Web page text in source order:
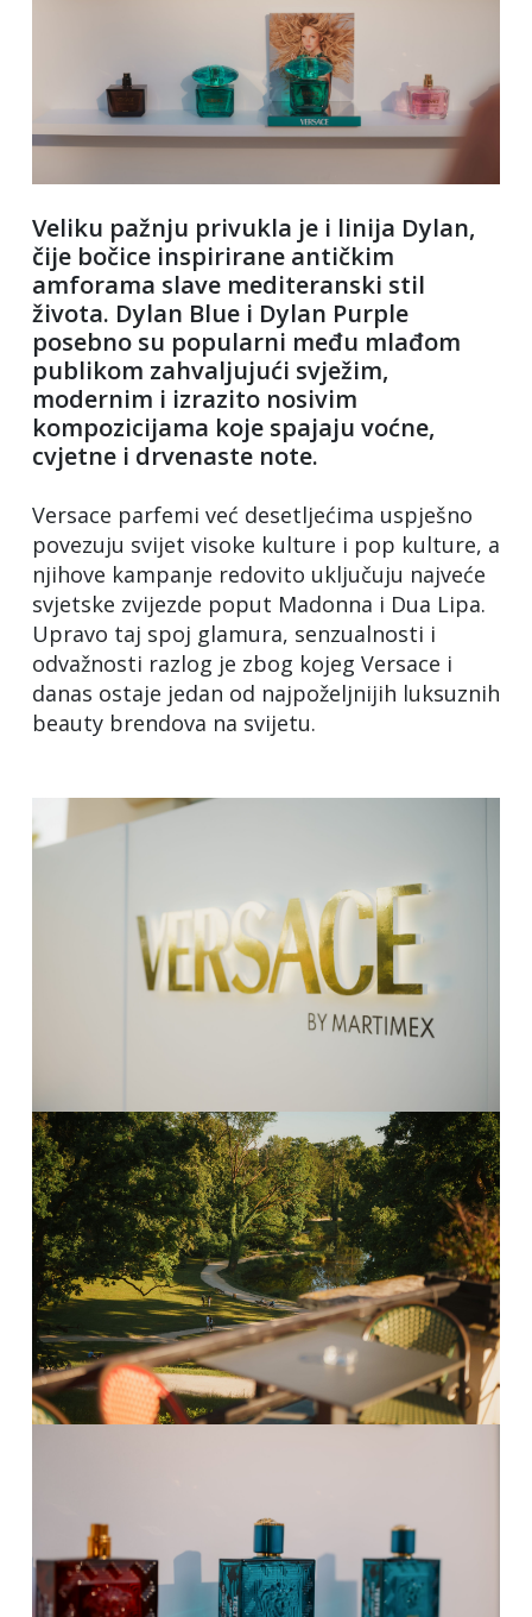
Veliku pažnju privukla je i linija Dylan,
čije bočice inspirirane antičkim
amforama slave mediteranski stil
života. Dylan Blue i Dylan Purple
posebno su popularni među mlađom
publikom zahvaljujući svježim,
modernim i izrazito nosivim
kompozicijama koje spajaju voćne,
cvjetne i drvenaste note.
Versace parfemi već desetljećima uspješno
povezuju svijet visoke kulture i pop kulture, a
njihove kampanje redovito uključuju najveće
svjetske zvijezde poput Madonna i Dua Lipa.
Upravo taj spoj glamura, senzualnosti i
odvažnosti razlog je zbog kojeg Versace i
danas ostaje jedan od najpoželjnijih luksuznih
beauty brendova na svijetu.